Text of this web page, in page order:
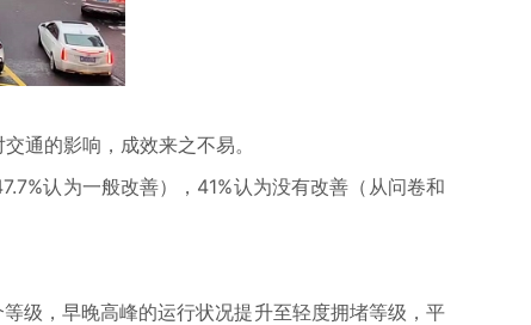
通的影响，成效来之不易。
认为一般改善），41%认为没有改善（从问卷和
级，早晚高峰的运行状况提升至轻度拥堵等级，平